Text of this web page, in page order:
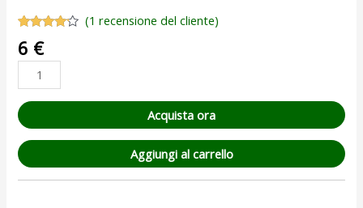
4.00su
5 su
base di
recensioni
(1 recensione del cliente)
6 €
Acquista ora
Aggiungi al carrello